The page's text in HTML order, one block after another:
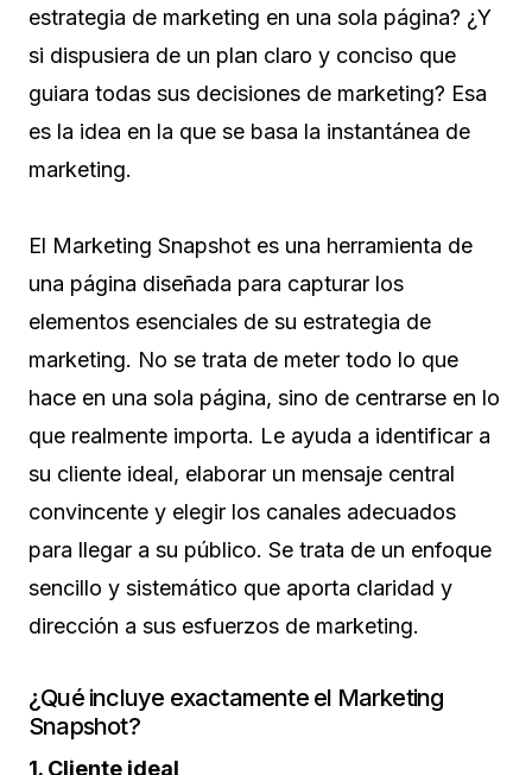
estrategia de marketing en una sola página? ¿Y
si dispusiera de un plan claro y conciso que
guiara todas sus decisiones de marketing? Esa
es la idea en la que se basa la instantánea de
marketing.
El Marketing Snapshot es una herramienta de
una página diseñada para capturar los
elementos esenciales de su estrategia de
marketing. No se trata de meter todo lo que
hace en una sola página, sino de centrarse en lo
que realmente importa. Le ayuda a identificar a
su cliente ideal, elaborar un mensaje central
convincente y elegir los canales adecuados
para llegar a su público. Se trata de un enfoque
sencillo y sistemático que aporta claridad y
dirección a sus esfuerzos de marketing.
¿Qué incluye exactamente el Marketing
Snapshot?
1. Cliente ideal